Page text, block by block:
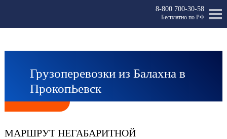
8-800 700-30-58
Бесплатно по РФ
Грузоперевозки из Балахна в
ПрокопЬевск
МАРШРУТ НЕГАБАРИТНОЙ